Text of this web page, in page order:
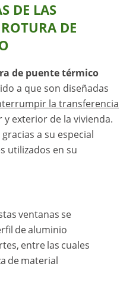
DE LAS
DE
de puente térmico
a que son diseñadas
la transferencia
exterior de la vivienda.
a su especial
utilizados en su
ventanas se
de aluminio
entre las cuales
de material